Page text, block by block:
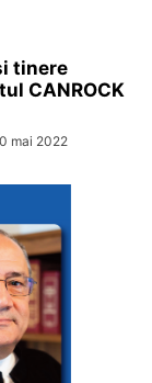
tinere
CANROCK
mai 2022